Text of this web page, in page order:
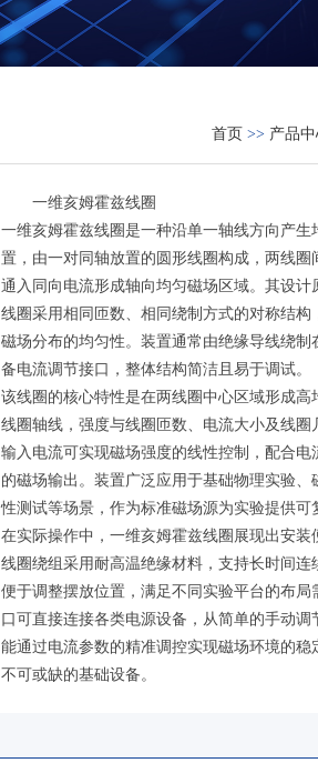
一维亥姆霍兹线圈
一维亥姆霍兹线圈是一种沿单一轴线方向产生
置，由一对同轴放置的圆形线圈构成，两线圈
通入同向电流形成轴向均匀磁场区域。其设计
线圈采用相同匝数、相同绕制方式的对称结构
磁场分布的均匀性。装置通常由绝缘导线绕制
备电流调节接口，整体结构简洁且易于调试。
该线圈的核心特性是在两线圈中心区域形成高
线圈轴线，强度与线圈匝数、电流大小及线圈
输入电流可实现磁场强度的线性控制，配合电
的磁场输出。装置广泛应用于基础物理实验
性测试等场景，作为标准磁场源为实验提供可
在实际操作中，一维亥姆霍兹线圈展现出安装
线圈绕组采用耐高温绝缘材料，支持长时间连
便于调整摆放位置，满足不同实验平台的布局
口可直接连接各类电源设备，从简单的手动调
能通过电流参数的精准调控实现磁场环境的稳
不可或缺的基础设备。
首页 >> 产品